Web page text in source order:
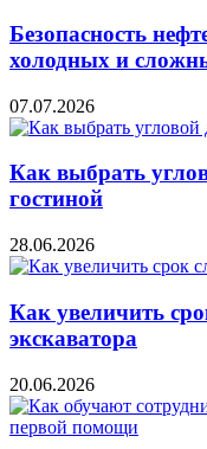
Безопасность
холодных и
07.07.2026
Как выбрать
гостиной
28.06.2026
Как увеличить
экскаватора
20.06.2026